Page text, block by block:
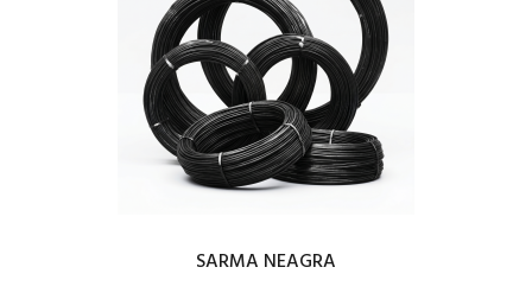
SARMA NEAGRA